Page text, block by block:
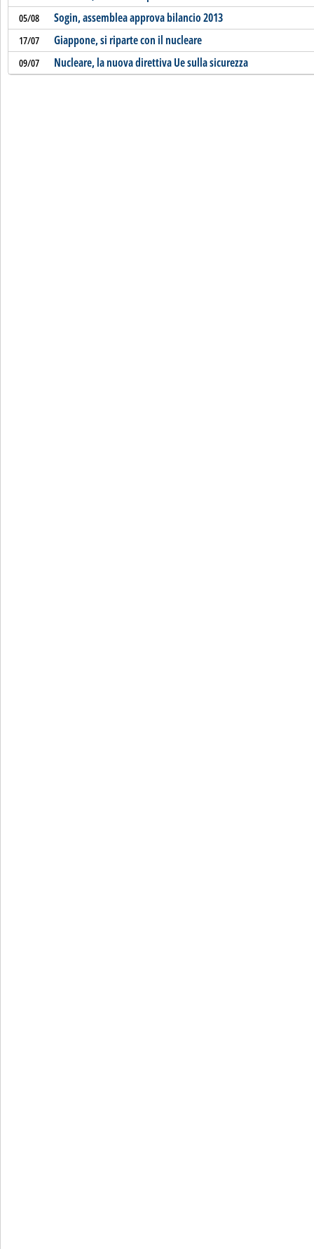
05/08 Sogin, assemblea approva bilancio 2013
17/07 Giappone, si riparte con il nucleare
09/07 Nucleare, la nuova direttiva Ue sulla sicurezza